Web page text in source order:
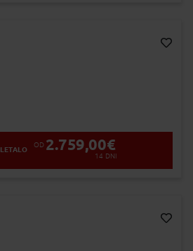
LETALO
OD 2.759,00€
14 DNI